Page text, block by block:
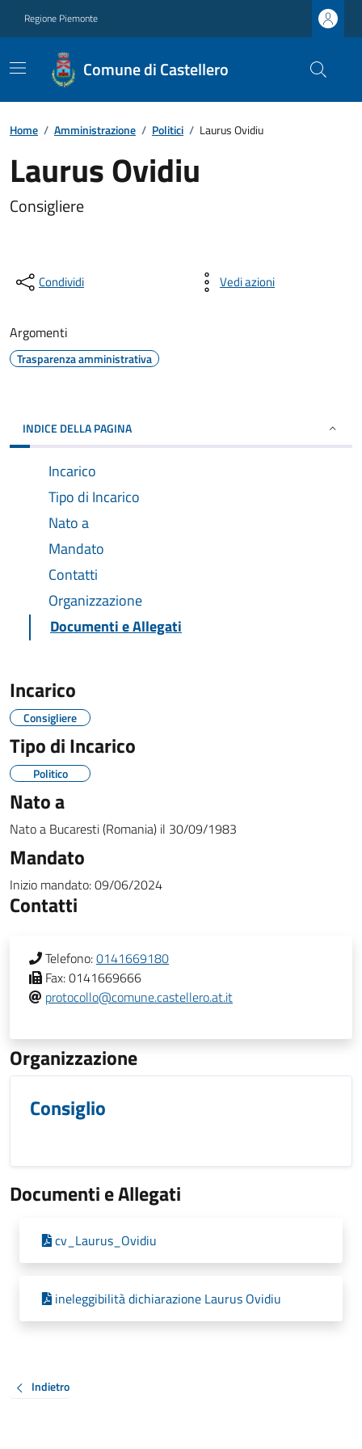
Regione Piemonte
Comune di Castellero
Home / Amministrazione / Politici / Laurus Ovidiu
Laurus Ovidiu
Consigliere
Condividi Vedi azioni
Argomenti
Trasparenza amministrativa
INDICE DELLA PAGINA
Incarico
Tipo di Incarico
Nato a
Mandato
Contatti
Organizzazione
Documenti e Allegati
Incarico
Consigliere
Tipo di Incarico
Politico
Nato a
Nato a Bucaresti (Romania) il 30/09/1983
Mandato
Inizio mandato:09/06/2024
Contatti
Telefono:0141669180
Fax:0141669666
protocollo@comune.castellero.at.it
Organizzazione
Consiglio
Documenti e Allegati
cv_Laurus_Ovidiu
ineleggibilità dichiarazione Laurus Ovidiu
Indietro